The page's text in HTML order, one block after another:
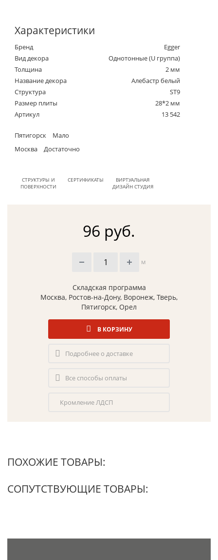
Характеристики
Бренд
Egger
Вид декора
Однотонные (U группа)
Толщина
2 мм
Название декора
Алебастр белый
Структура
ST9
Размер плиты
28*2 мм
Артикул
13 542
Пятигорск
Мало
Москва
Достаточно
СТРУКТУРЫ И
ПОВЕРХНОСТИ
СЕРТИФИКАТЫ
ВИРТУАЛЬНАЯ
ДИЗАЙН СТУДИЯ
96 руб.
м
Складская программа
Москва, Ростов-на-Дону, Воронеж, Тверь,
Пятигорск, Орел
В КОРЗИНУ
Подробнее о доставке
Все способы оплаты
Кромление ЛДСП
ПОХОЖИЕ ТОВАРЫ:
СОПУТСТВУЮЩИЕ ТОВАРЫ: